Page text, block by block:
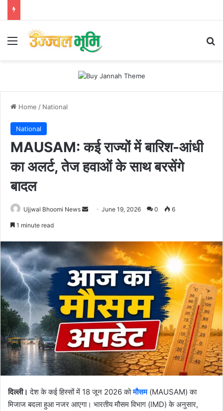
Menu
Home / National
National
MAUSAM: कई राज्यों में बारिश-आंधी
का अलर्ट, तेज हवाओं के साथ बरसेंगे
बादल
Ujjwal Bhoomi News
SendJune 19, 2026 0 6
1 minute read
दिल्ली। देश के कई हिस्सों में 18 जून 2026 कोमौसम (MAUSAM) का
मिजाज बदला हुआ नजर आएगा। भारतीय मौसम विभाग (IMD) के अनुसार,